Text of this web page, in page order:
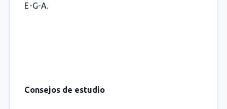
E-G-A.
Consejos de estudio